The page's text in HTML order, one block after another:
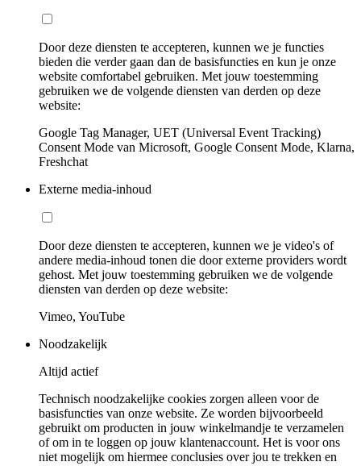
Door deze diensten te accepteren, kunnen we je functies
bieden die verder gaan dan de basisfuncties en kun je onze
website comfortabel gebruiken. Met jouw toestemming
gebruiken we de volgende diensten van derden op deze
website:
Google Tag Manager, UET (Universal Event Tracking)
Consent Mode van Microsoft, Google Consent Mode, Klarna,
Freshchat
Externe media-inhoud
Door deze diensten te accepteren, kunnen we je video's of
andere media-inhoud tonen die door externe providers wordt
gehost. Met jouw toestemming gebruiken we de volgende
diensten van derden op deze website:
Vimeo, YouTube
Noodzakelijk
Altijd actief
Technisch noodzakelijke cookies zorgen alleen voor de
basisfuncties van onze website. Ze worden bijvoorbeeld
gebruikt om producten in jouw winkelmandje te verzamelen
of om in te loggen op jouw klantenaccount. Het is voor ons
niet mogelijk om hiermee conclusies over jou te trekken en